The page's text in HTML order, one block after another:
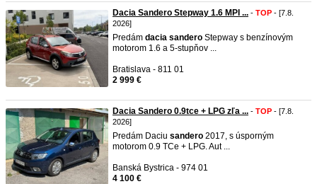
Dacia Sandero Stepway 1.6 MPI ... - TOP - [7.8.
2026]
Predám dacia sandero Stepway s benzínovým
motorom 1.6 a 5-stupňov ...
Bratislava - 811 01
2 999 €
Dacia Sandero 0.9tce + LPG zľa ... - TOP - [7.8.
2026]
Predám Daciu sandero 2017, s úsporným
motorom 0.9 TCe + LPG. Aut ...
Banská Bystrica - 974 01
4 100 €